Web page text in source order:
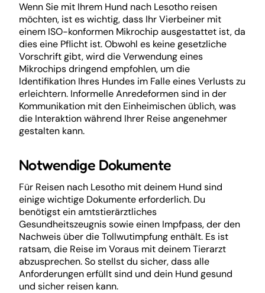
Wenn Sie mit Ihrem Hund nach Lesotho reisen
möchten, ist es wichtig, dass Ihr Vierbeiner mit
einem ISO-konformen Mikrochip ausgestattet ist, da
dies eine Pflicht ist. Obwohl es keine gesetzliche
Vorschrift gibt, wird die Verwendung eines
Mikrochips dringend empfohlen, um die
Identifikation Ihres Hundes im Falle eines Verlusts zu
erleichtern. Informelle Anredeformen sind in der
Kommunikation mit den Einheimischen üblich, was
die Interaktion während Ihrer Reise angenehmer
gestalten kann.
Notwendige Dokumente
Für Reisen nach Lesotho mit deinem Hund sind
einige wichtige Dokumente erforderlich. Du
benötigst ein amtstierärztliches
Gesundheitszeugnis sowie einen Impfpass, der den
Nachweis über die Tollwutimpfung enthält. Es ist
ratsam, die Reise im Voraus mit deinem Tierarzt
abzusprechen. So stellst du sicher, dass alle
Anforderungen erfüllt sind und dein Hund gesund
und sicher reisen kann.